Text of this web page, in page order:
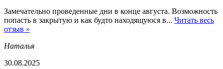
Замечательно проведенные дни в конце августа. Возможность
попасть в закрытую и как будто находящуюся в... Читать весь
отзыв »
Наталья
30.08.2025